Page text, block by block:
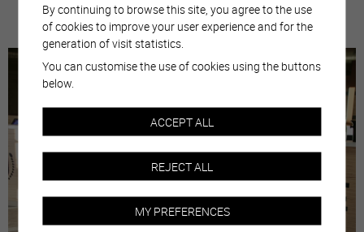
By continuing to browse this site, you agree to the use
of cookies to improve your user experience and for the
generation of visit statistics.
You can customise the use of cookies using the buttons
below.
ACCEPT ALL
REJECT ALL
MY PREFERENCES